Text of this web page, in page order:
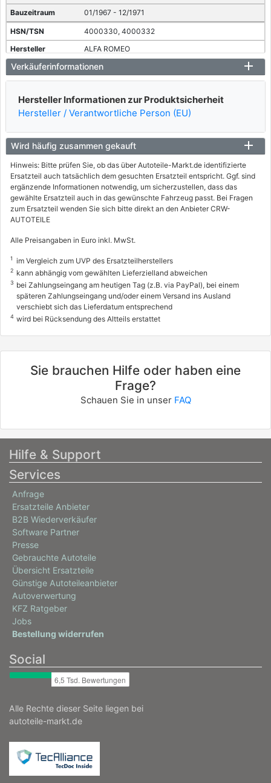
01/1967 - 12/1971
4000330, 4000332
ALFA ROMEO
SPIDER (105_)
2000 (10512, 10524)
96 / 131
01/1971 - 12/1977
4000333
info
ALFA ROMEO
SPIDER (115_)
1600 (11507)
03/1971 - 12/1979
4000342, 4000378, 4114309
ALFA ROMEO
SPIDER (115_)
1600 (11535)
4001953, 4114390
ALFA ROMEO
79 / 107
ALFA ROMEO
SPIDER (115_)
92 / 125
08/1986 - 12/1990
ALFA ROMEO
2000 (11538, 115A1)
93 / 126
01/1977 - 12/1993
ALFA ROMEO
SPIDER (115_)
2000 (115680, 115681)
Verkäuferinformationen
Hersteller Informationen zur Produktsicherheit
Hersteller / Verantwortliche Person (EU)
Wird häufig zusammen gekauft
Hinweis: Bitte prüfen Sie, ob das über Autoteile-Markt.de identifizierte
Ersatzteil auch tatsächlich dem gesuchten Ersatzteil entspricht. Ggf. sind
ergänzende Informationen notwendig, um sicherzustellen, dass das
gewählte Ersatzteil auch in das gewünschte Fahrzeug passt. Bei Fragen
zum Ersatzteil wenden Sie sich bitte direkt an den Anbieter CRW-
AUTOTEILE
Alle Preisangaben in Euro inkl. MwSt.
1 im Vergleich zum UVP des Ersatzteilherstellers
2 kann abhängig vom gewählten Lieferzielland abweichen
3 bei Zahlungseingang am heutigen Tag (z.B. via PayPal), bei einem
späteren Zahlungseingang und/oder einem Versand ins Ausland
verschiebt sich das Lieferdatum entsprechend
4 wird bei Rücksendung des Altteils erstattet
Sie brauchen Hilfe oder haben eine
Frage?
Schauen Sie in unser FAQ
Hilfe & Support
Services
Anfrage
Ersatzteile Anbieter
B2B Wiederverkäufer
Software Partner
Presse
Gebrauchte Autoteile
Übersicht Ersatzteile
Günstige Autoteileanbieter
Autoverwertung
KFZ Ratgeber
Jobs
Bestellung widerrufen
Social
Alle Rechte dieser Seite liegen bei
autoteile-markt.de